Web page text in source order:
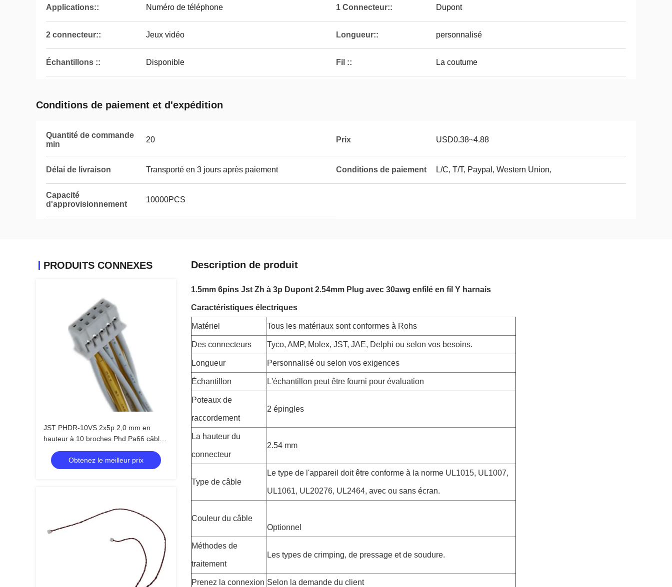
Applications:: Numéro de téléphone 1 Connecteur:: Dupont
2 connecteur:: Jeux vidéo Longueur:: personnalisé
Échantillons :: Disponible Fil :: La coutume
Conditions de paiement et d'expédition
Quantité de commande
min
20 Prix USD0.38~4.88
Délai de livraison Transporté en 3 jours après paiement Conditions de paiement L/C, T/T, Paypal, Western Union,
Capacité
d'approvisionnement
10000PCS
PRODUITS CONNEXES
JST PHDR-10VS 2x5p 2,0 mm en
hauteur à 10 broches Phd Pa66 câble
de connexion avec câble 1007 26awg
Obtenez le meilleur prix
Description de produit
1.5mm 6pins Jst Zh à 3p Dupont 2.54mm Plug avec 30awg enfilé en fil Y harnais
Caractéristiques électriques
Matériel Tous les matériaux sont conformes à Rohs
Des connecteurs Tyco, AMP, Molex, JST, JAE, Delphi ou selon vos besoins.
Longueur Personnalisé ou selon vos exigences
Échantillon L'échantillon peut être fourni pour évaluation
Poteaux de
raccordement
2 épingles
La hauteur du
connecteur
2.54 mm
Type de câble
Le type de l'appareil doit être conforme à la norme UL1015, UL1007,
UL1061, UL20276, UL2464, avec ou sans écran.
Couleur du câble
Optionnel
Méthodes de
traitement
Les types de crimping, de pressage et de soudure.
Prenez la connexion Selon la demande du client